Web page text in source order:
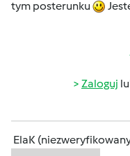
tym posterunku
Zaloguj
ElaK